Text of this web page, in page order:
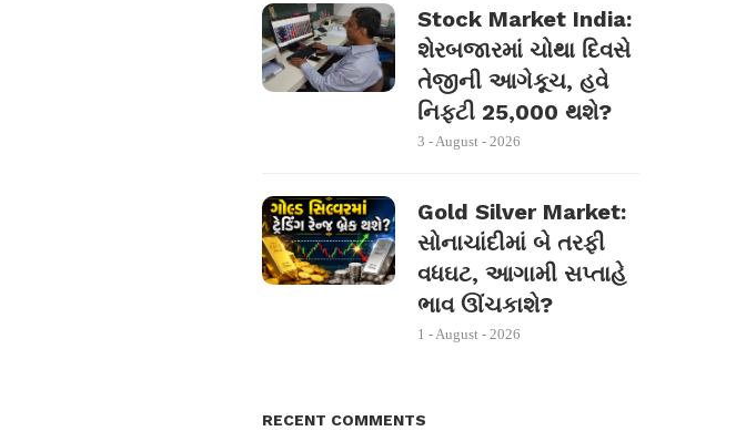
Stock Market India:
શેરબજારમાં ચોથા દિવસે
તેજીની આગેકૂચ, હવે
નિફ્ટી 25,000 થશે?
3 - August - 2026
Gold Silver Market:
સોનાચાંદીમાં બે તરફી
વધઘટ, આગામી સપ્તાહે
ભાવ ઊંચકાશે?
1 - August - 2026
RECENT COMMENTS